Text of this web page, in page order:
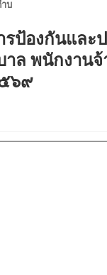
บลโพธิ์ชัย
ป้องกันและ
ล พนักงาน
๖๙